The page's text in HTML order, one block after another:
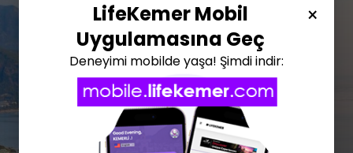
×
LifeKemer Mobil
Uygulamasına Geç
Deneyimi mobilde yaşa! Şimdi indir: